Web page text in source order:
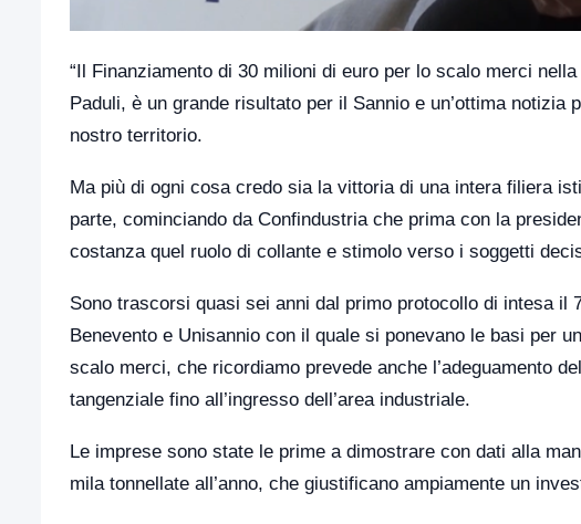
“Il Finanziamento di 30 milioni di euro per lo scalo merci
Paduli, è un grande risultato per il Sannio e un’ottima
nostro territorio.
Ma più di ogni cosa credo sia la vittoria di una intera filiera
parte, cominciando da Confindustria che prima con la
costanza quel ruolo di collante e stimolo verso i soggetti
Sono trascorsi quasi sei anni dal primo protocollo di intesa il
Benevento e Unisannio con il quale si ponevano le basi per
scalo merci, che ricordiamo prevede anche l’adeguamento
tangenziale fino all’ingresso dell’area industriale.
Le imprese sono state le prime a dimostrare con dati alla
mila tonnellate all’anno, che giustificano ampiamente un